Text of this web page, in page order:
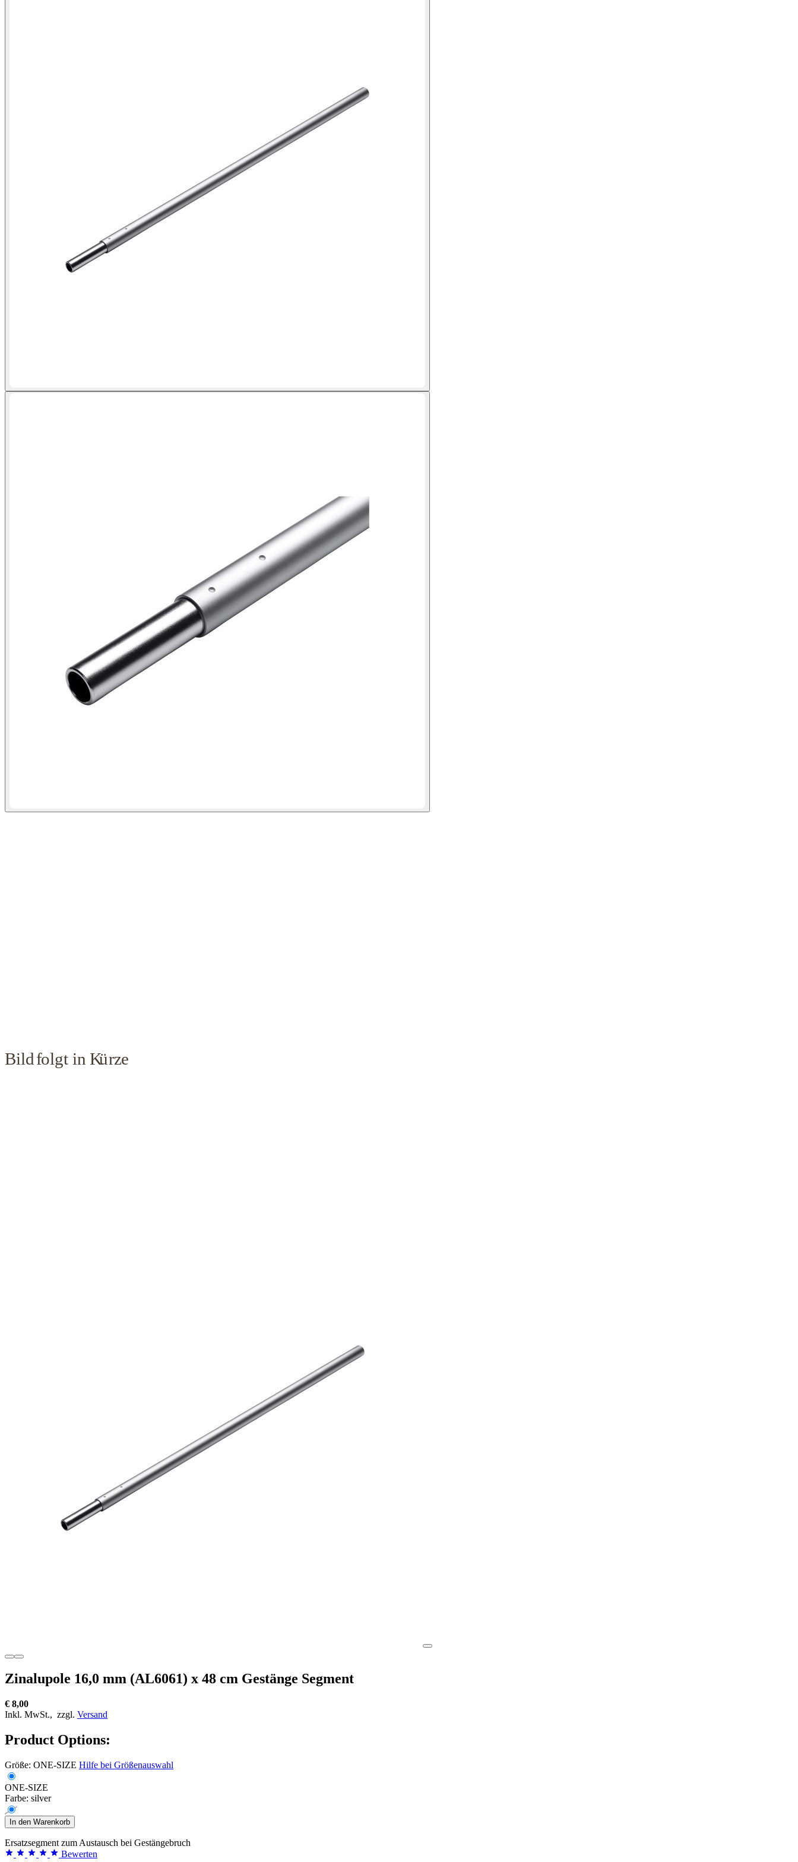
Zinalupole 16,0 mm (AL6061) x 48 cm Gestänge Segment
€ 8,00
Inkl. MwSt., zzgl. Versand
Product Options:
Größe: ONE-SIZE Hilfe bei Größenauswahl
ONE-SIZE
Farbe: silver
In den Warenkorb
Ersatzsegment zum Austausch bei Gestängebruch
Bewerten